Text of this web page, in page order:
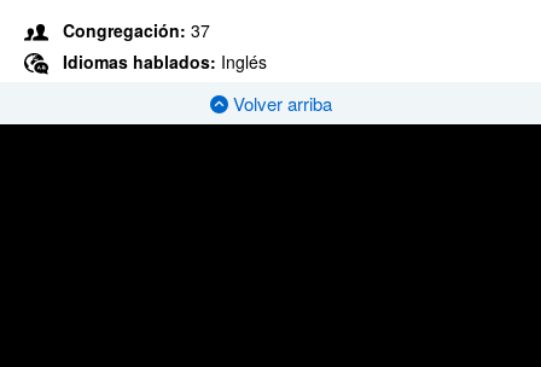
Congregación: 37
Idiomas hablados: Inglés
Volver arriba